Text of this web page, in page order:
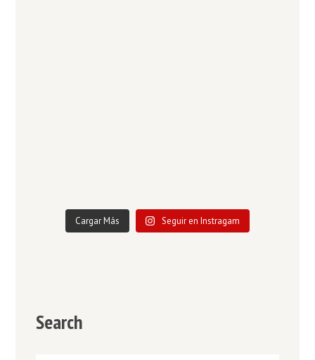
Cargar Más Seguir en Instragam
Search